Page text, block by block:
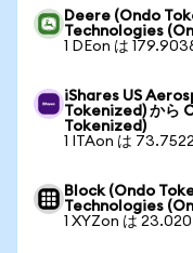
Deere (Ondo
Technologies
1 DEon は
iShares US
Tokenized) から
Tokenized)
1 ITAon は
Block (Ondo
Technologies
1 XYZon は